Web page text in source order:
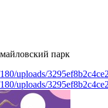
парк
uploads/
uploads/